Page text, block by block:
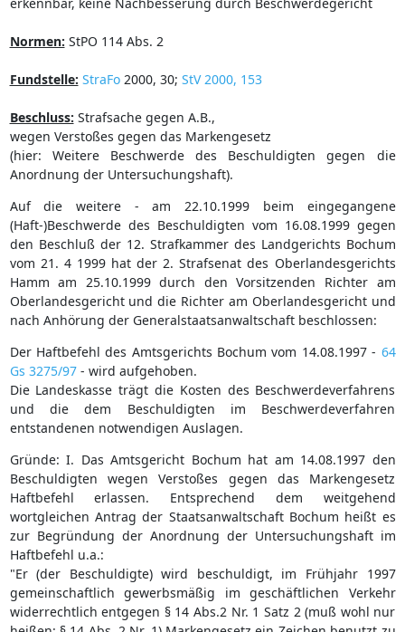
Normen: StPO 114 Abs. 2
Fundstelle: StraFo2000, 30; StV 2000, 153
Beschluss: Strafsache gegen A.B.,
wegen Verstoßes gegen das Markengesetz
(hier: Weitere Beschwerde des Beschuldigten gegen die
Anordnung der Untersuchungshaft).
Auf die weitere - am 22.10.1999 beim eingegangene
(Haft-)Beschwerde des Beschuldigten vom 16.08.1999 gegen
den Beschluß der 12. Strafkammer des Landgerichts Bochum
vom 21. 4 1999 hat der 2. Strafsenat des Oberlandesgerichts
Hamm am 25.10.1999 durch den Vorsitzenden Richter am
Oberlandesgericht und die Richter am Oberlandesgericht und
nach Anhörung der Generalstaatsanwaltschaft beschlossen:
Der Haftbefehl des Amtsgerichts Bochum vom 14.08.1997 - 64
Gs 3275/97- wird aufgehoben.
Die Landeskasse trägt die Kosten des Beschwerdeverfahrens
und die dem Beschuldigten im Beschwerdeverfahren
entstandenen notwendigen Auslagen.
Gründe: I. Das Amtsgericht Bochum hat am 14.08.1997 den
Beschuldigten wegen Verstoßes gegen das Markengesetz
Haftbefehl erlassen. Entsprechend dem weitgehend
wortgleichen Antrag der Staatsanwaltschaft Bochum heißt es
zur Begründung der Anordnung der Untersuchungshaft im
Haftbefehl u.a.:
"Er (der Beschuldigte) wird beschuldigt, im Frühjahr 1997
gemeinschaftlich gewerbsmäßig im geschäftlichen Verkehr
widerrechtlich entgegen § 14 Abs.2 Nr. 1 Satz 2 (muß wohl nur